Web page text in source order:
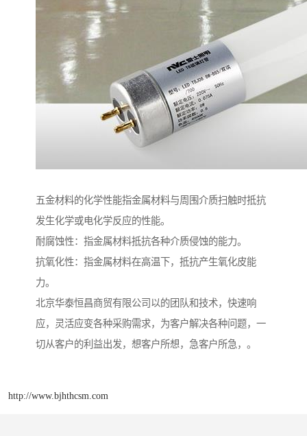
五金材料的化学性能指金属材料与周围介质扫触时抵抗
发生化学或电化学反应的性能。
耐腐蚀性：指金属材料抵抗各种介质侵蚀的能力。
抗氧化性：指金属材料在高温下，抵抗产生氧化皮能
力。
北京华泰恒昌商贸有限公司以的团队和技术，快速响
应，灵活应变各种采购需求，为客户解决各种问题，一
切从客户的利益出发，想客户所想，急客户所急，。
http://www.bjhthcsm.com